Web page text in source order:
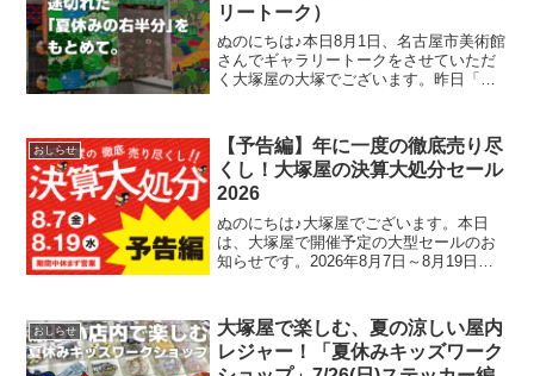
リートーク）
ぬのにちは♪本日8月1日、名古屋市美術館
さんでギャラリートークをさせていただ
く大塚屋の大塚でございます。昨日「全
追加することになったお話がございま
す。今回のブログでは、
おしらせ
【予告編】年に一度の徹底売り尽
くし！大塚屋の決算大処分セール
2026
ぬのにちは♪大塚屋でございます。本日
は、大塚屋で開催予定の大型セールのお
知らせです。2026年8月7日～8月19日ま
いたします。（開催前日の8月6日(木)は定
休日です）
おしらせ
大塚屋で楽しむ、夏の涼しい屋内
レジャー！「夏休みキッズワーク